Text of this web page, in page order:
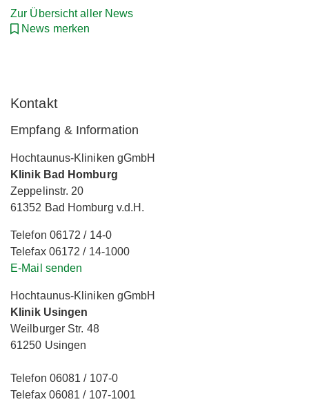
Zur Übersicht aller News
News merken
Kontakt
Empfang & Information
Hochtaunus-Kliniken gGmbH
Klinik Bad Homburg
Zeppelinstr. 20
61352 Bad Homburg v.d.H.
Telefon 06172 / 14-0
Telefax 06172 / 14-1000
E-Mail senden
Hochtaunus-Kliniken gGmbH
Klinik Usingen
Weilburger Str. 48
61250 Usingen
Telefon 06081 / 107-0
Telefax 06081 / 107-1001